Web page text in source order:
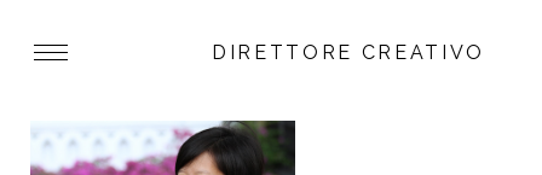
DIRETTORE CREATIVO